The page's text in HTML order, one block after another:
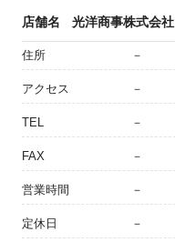
店舗名 光洋商事株式会社
住所 －
アクセス －
TEL －
FAX －
営業時間 －
定休日 －